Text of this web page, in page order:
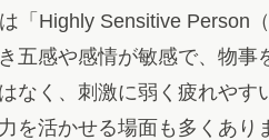
「Highly Sensitive Person
五感や感情が敏感で、物
なく、刺激に弱く疲れやす
を活かせる場面も多くあり